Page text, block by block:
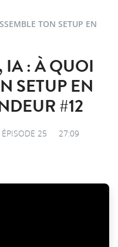
TON SETUP EN
IA : À QUOI
SETUP EN
#12
25 27:09